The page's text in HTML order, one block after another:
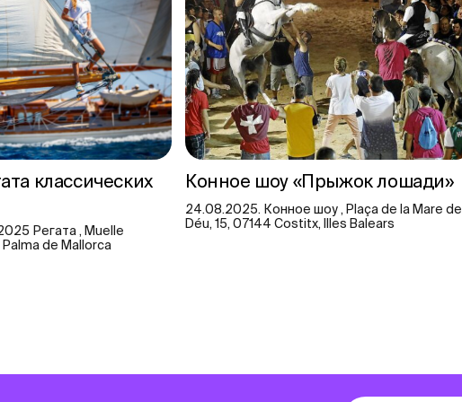
классических
Регата , Muelle
de Mallorca
Конное шоу «Прыжок лошади»
24.08.2025. Конное шоу , Plaça de la Mare de
Déu, 15, 07144 Costitx, Illes Balears